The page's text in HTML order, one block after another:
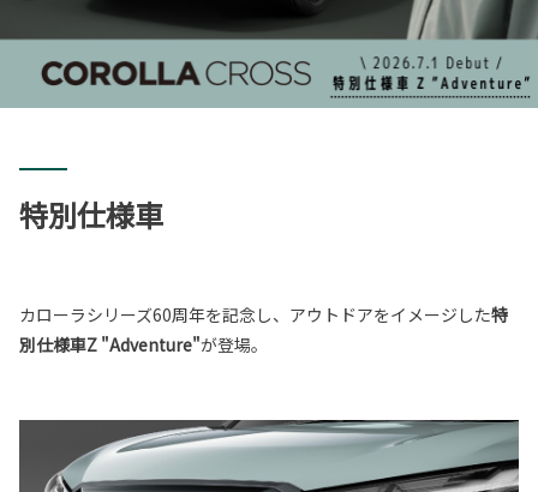
特別仕様車
カローラシリーズ60周年を記念し、アウトドアをイメージした特
別仕様車Z "Adventure"が登場。